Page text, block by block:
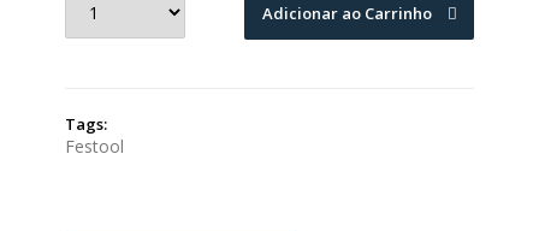
Adicionar ao Carrinho
Tags:
Festool